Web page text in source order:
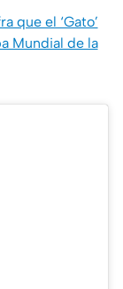
que el ‘Gato’
Mundial de la